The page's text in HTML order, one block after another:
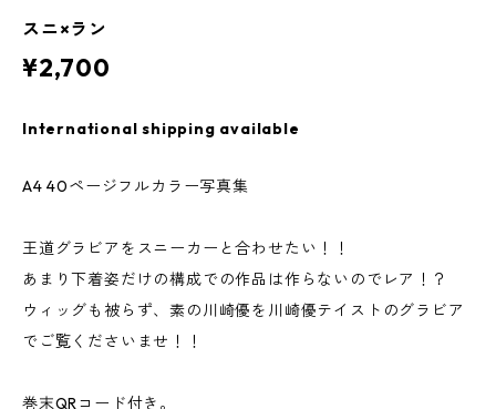
スニ×ラン
¥2,700
International shipping available
A4 40ページフルカラー写真集
王道グラビアをスニーカーと合わせたい！！
あまり下着姿だけの構成での作品は作らないのでレア！？
ウィッグも被らず、素の川崎優を川崎優テイストのグラビア
でご覧くださいませ！！
巻末QRコード付き。